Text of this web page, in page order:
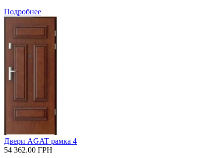
Подробнее
Двери AGAT рамка 4
54 362.00 ГРН